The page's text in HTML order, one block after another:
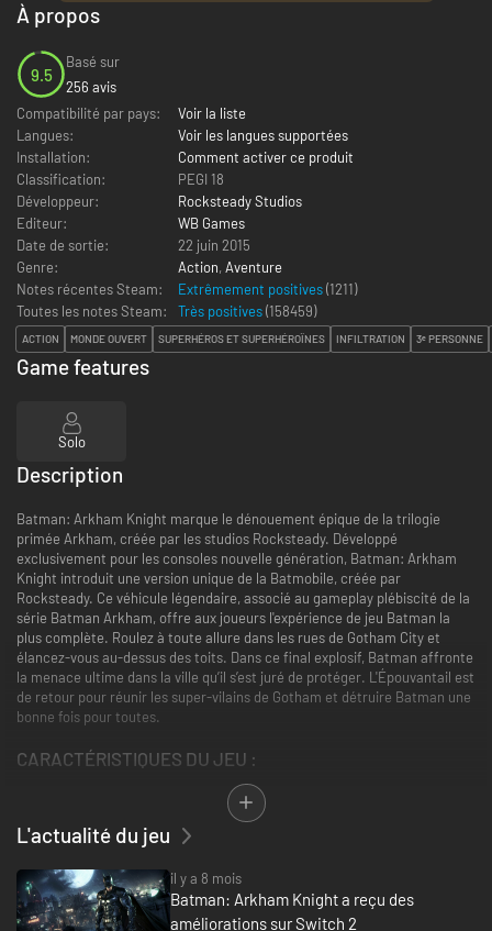
À propos
9.5
Basé sur
256 avis
Compatibilité par pays:
Voir la liste
Langues:
Voir les langues supportées
Installation:
Comment activer ce produit
Classification:
PEGI 18
Développeur:
Rocksteady Studios
Editeur:
WB Games
Date de sortie:
22 juin 2015
Genre:
Action, Aventure
Notes récentes Steam:
Extrêmement positives(1211)
Toutes les notes Steam:
Très positives(158459)
ACTION MONDE OUVERT SUPERHÉROS ET SUPERHÉROÏNES INFILTRATION 3ᵉ PERSONNE
Game features
Solo
Description
Batman: Arkham Knight marque le dénouement épique de la trilogie
primée Arkham, créée par les studios Rocksteady. Développé
exclusivement pour les consoles nouvelle génération, Batman: Arkham
Knight introduit une version unique de la Batmobile, créée par
Rocksteady. Ce véhicule légendaire, associé au gameplay plébiscité de la
série Batman Arkham, offre aux joueurs l'expérience de jeu Batman la
plus complète. Roulez à toute allure dans les rues de Gotham City et
élancez-vous au-dessus des toits. Dans ce final explosif, Batman affronte
la menace ultime dans la ville qu’il s’est juré de protéger. L'Épouvantail est
de retour pour réunir les super-vilains de Gotham et détruire Batman une
bonne fois pour toutes.
CARACTÉRISTIQUES DU JEU :
« Incarnez Batman » : Enfilez le masque alors que le Chevalier noir
s'aventure dans l'ultime chapitre de la trilogie Arkham par Rocksteady.
Les joueurs incarneront le plus grand détective du monde comme jamais
auparavant grâce à l'arrivée de la Batmobile et aux améliorations
apportées à des éléments clés des précédents opus : le combat
déchaîné, la furtivité, le scanner médico-légal et la navigation.
La Batmobile est là ! La Batmobile adopte un look totalement inédit et
L'actualité du jeu
il y a 8 mois
Batman: Arkham Knight a reçu des
améliorations sur Switch 2